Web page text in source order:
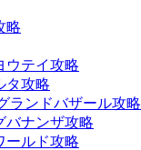
略
ウテイ攻略
タ攻略
ランドバザール攻略
バナンザ攻略
ールド攻略